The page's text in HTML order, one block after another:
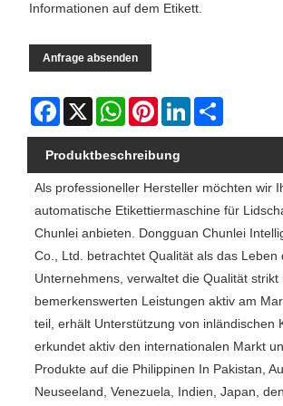
Informationen auf dem Etikett.
Anfrage absenden
Facebook
X WhatsAppPinterestLinkedIn
Produktbeschreibung
Als professioneller Hersteller möchten wir
automatische Etikettiermaschine für
Chunlei anbieten. Dongguan Chunlei
Co., Ltd. betrachtet Qualität als das Leben
Unternehmens, verwaltet die Qualität strikt
bemerkenswerten Leistungen aktiv am
teil, erhält Unterstützung von inländischen
erkundet aktiv den internationalen Markt
Produkte auf die Philippinen In Pakistan,
Neuseeland, Venezuela, Indien, Japan,